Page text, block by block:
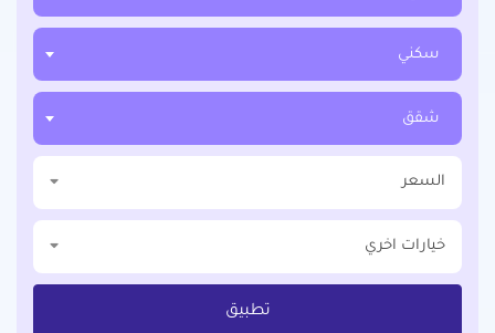
سكني
شقق
السعر
خيارات اخري
تطبيق